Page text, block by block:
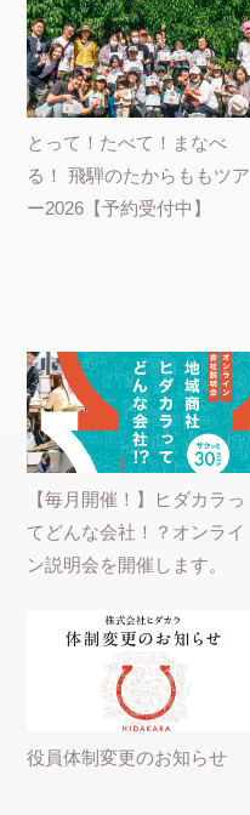
とって！たべて！まなべ
る！ 飛騨のたからももツア
ー2026【予約受付中】
【毎月開催！】ヒダカラっ
てどんな会社！？オンライ
ン説明会を開催します。
役員体制変更のお知らせ